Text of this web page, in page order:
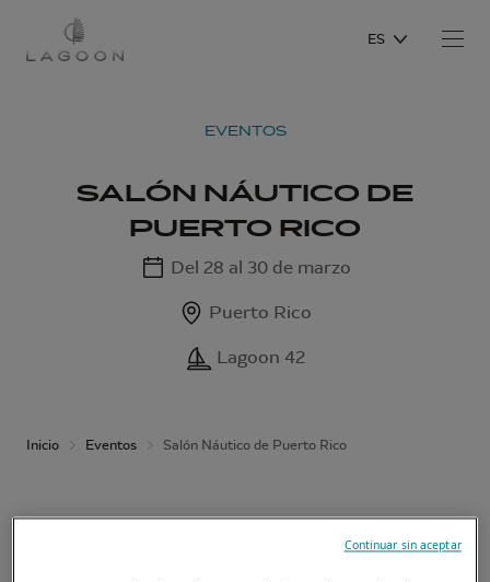
ES
EVENTOS
SALÓN NÁUTICO DE
PUERTO RICO
Del 28 al 30 de marzo
Puerto Rico
Lagoon 42
Inicio Eventos Salón Náutico de Puerto Rico
Continuar sin aceptar